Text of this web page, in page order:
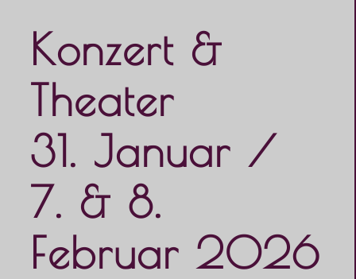
Konzert &
Theater
31. Januar /
7. & 8.
Februar 2026